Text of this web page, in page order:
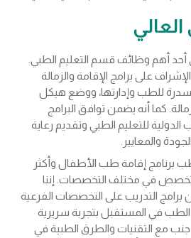
العالي
أحد أهم وظائف قسم التعليم الطبي.
على برامج الإقامة والزمالة
سدرة للطب وإدارتها، ووضع هيكل
كما أنه يضمن توافق البرامج
الدولية للتعليم الطبي وتقديم رعاية
والمعايير.
برنامج إقامة طب الأطفال وأكثر
متخصص في مختلف التخصصات. إننا
التدريب على التخصصات الفرعية
في المستقبل بتجربة سريرية
مع التقنيات والطرق الطبية في